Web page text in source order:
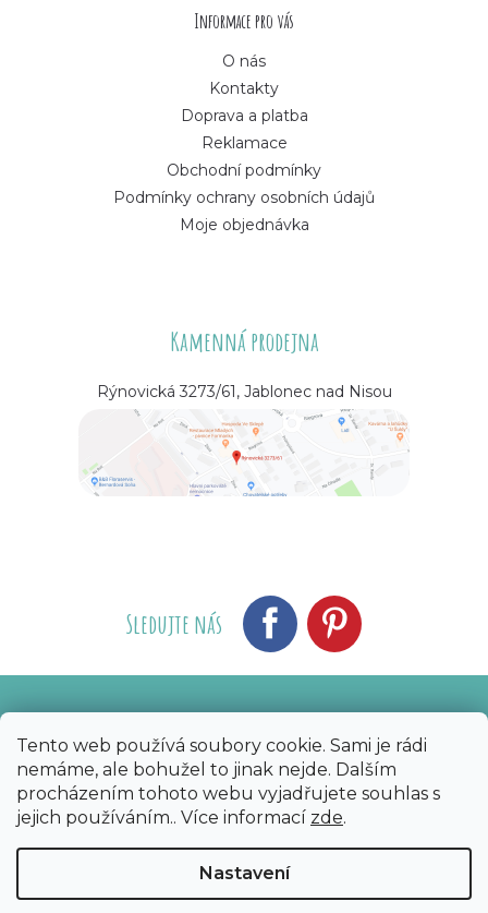
Tento web používá soubory cookie. Sami je rádi
nemáme, ale bohužel to jinak nejde. Dalším
procházením tohoto webu vyjadřujete souhlas s
jejich používáním.. Více informací zde.
Nastavení
Informace pro vás
O nás
Kontakty
Doprava a platba
Reklamace
Obchodní podmínky
Podmínky ochrany osobních údajů
Moje objednávka
Kamenná prodejna
Rýnovická 3273/61, Jablonec nad Nisou
Sledujte nás
Copyright 2026 Bijoux Components - Svět
korálků. Všechna práva vyhrazena.